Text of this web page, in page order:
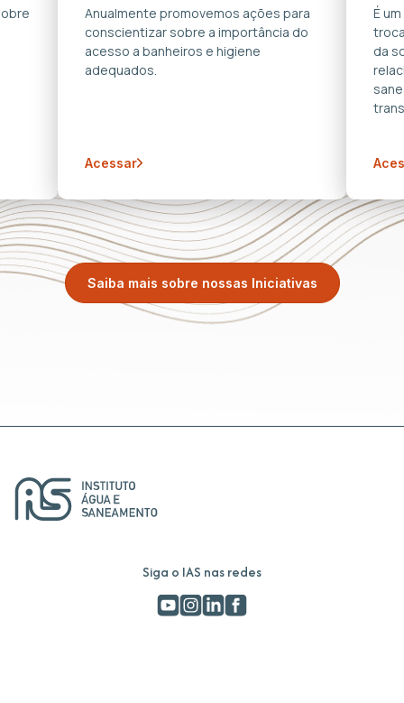
Anualmente promovemos ações para
conscientizar sobre a importância do
acesso a banheiros e higiene
adequados.
Acessar
É
da
Saiba mais sobre nossas Iniciativas
Siga o IAS nas redes